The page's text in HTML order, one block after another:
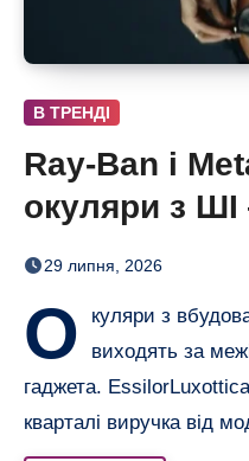
В ТРЕНДІ
Ray-Ban і
окуляри з
майже
29 липня, 2026
О
куляри з
виходять за
гаджета.
кварталі виручка від